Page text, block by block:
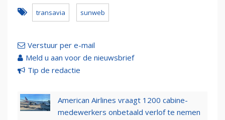
transavia sunweb
Verstuur per e-mail
Meld u aan voor de nieuwsbrief
Tip de redactie
American Airlines vraagt 1200 cabine-
medewerkers onbetaald verlof te nemen